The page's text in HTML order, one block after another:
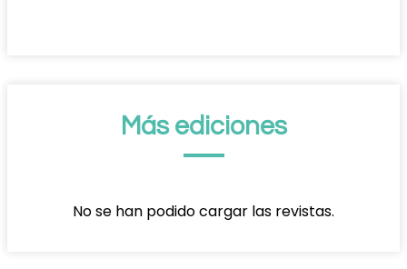
Más ediciones
No se han podido cargar las revistas.